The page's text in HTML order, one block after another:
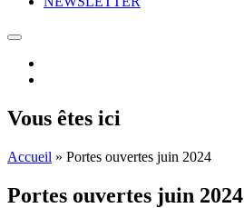
Vous êtes ici
Accueil » Portes ouvertes juin 2024
Portes ouvertes juin 2024